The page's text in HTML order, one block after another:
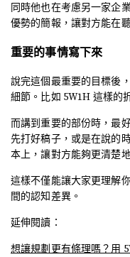
同時他也在考慮另一家企
優勢的簡報，讓對方能在
重要的事情寫下來
說完這個最重要的目標後
細節。比如 5W1H 這樣的
而講到重要的部份時，最
先打好稿子，或是在說的
本上，讓對方能夠更清楚
這樣不僅能讓大家更理解
間的認知差異。
延伸閱讀：
想讓規劃更有條理嗎？用